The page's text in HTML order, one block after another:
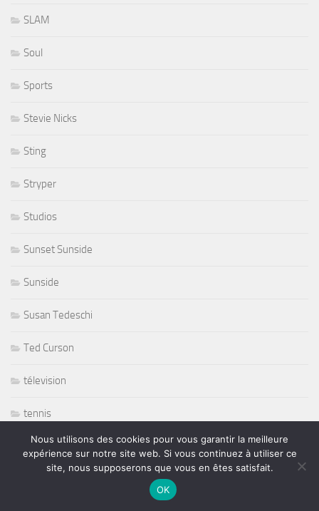
SLAM
Soul
Sports
Stevie Nicks
Sting
Stryper
Studios
Sunset Sunside
Sunside
Susan Tedeschi
Ted Curson
télevision
tennis
tennis sport
Nous utilisons des cookies pour vous garantir la meilleure
expérience sur notre site web. Si vous continuez à utiliser ce
site, nous supposerons que vous en êtes satisfait.
OK